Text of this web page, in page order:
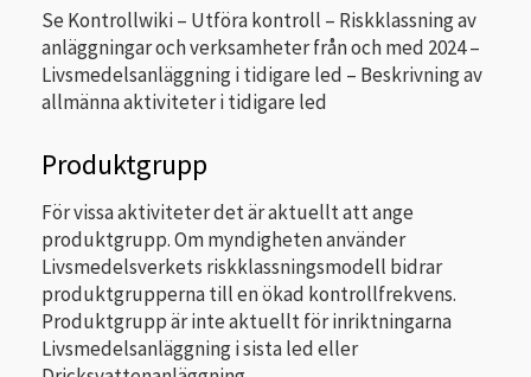
Se Kontrollwiki – Utföra kontroll – Riskklassning av
anläggningar och verksamheter från och med 2024 –
Livsmedelsanläggning i tidigare led – Beskrivning av
allmänna aktiviteter i tidigare led
Produktgrupp
För vissa aktiviteter det är aktuellt att ange
produktgrupp. Om myndigheten använder
Livsmedelsverkets riskklassningsmodell bidrar
produktgrupperna till en ökad kontrollfrekvens.
Produktgrupp är inte aktuellt för inriktningarna
Livsmedelsanläggning i sista led eller